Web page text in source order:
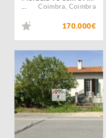
Coimbra Coimbra
170.000€